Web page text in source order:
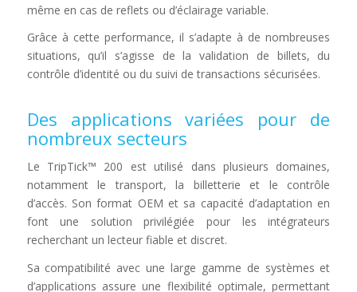
même en cas de reflets ou d’éclairage variable.
Grâce à cette performance, il s’adapte à de nombreuses
situations, qu’il s’agisse de la validation de billets, du
contrôle d’identité ou du suivi de transactions sécurisées.
Des applications variées pour de
nombreux secteurs
Le TripTick™ 200 est utilisé dans plusieurs domaines,
notamment le transport, la billetterie et le contrôle
d’accès. Son format OEM et sa capacité d’adaptation en
font une solution privilégiée pour les intégrateurs
recherchant un lecteur fiable et discret.
Sa compatibilité avec une large gamme de systèmes et
d’applications assure une flexibilité optimale, permettant